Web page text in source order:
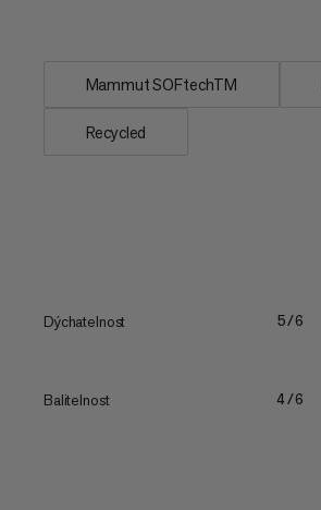
Mammut SOFtechTM
Recycled
Dýchatelnost 5/6
Balitelnost 4/6